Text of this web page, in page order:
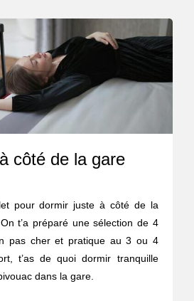
côté de la gare
pour dormir juste à côté de la
t’a préparé une sélection de 4
pas cher et pratique au 3 ou 4
t’as de quoi dormir tranquille
dans la gare.